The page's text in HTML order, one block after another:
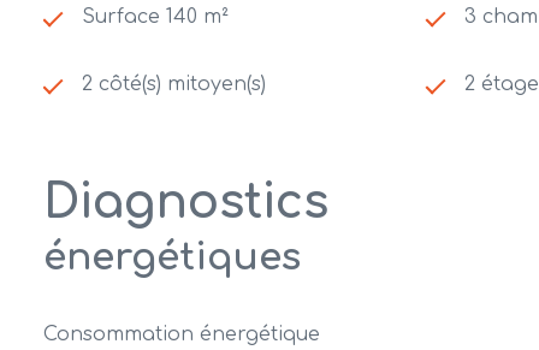
Surface 140 m² 3
2 côté(s) mitoyen(s) 2
Diagnostics
énergétiques
Consommation énergétique